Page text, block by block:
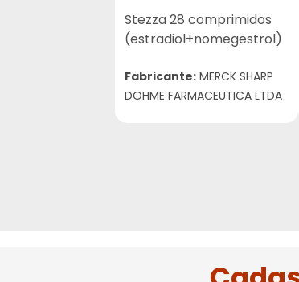
Stezza 28 comprimidos
(estradiol+nomegestrol)
Fabricante: MERCK SHARP
DOHME FARMACEUTICA LTDA